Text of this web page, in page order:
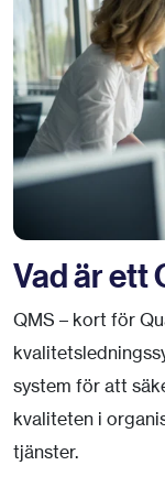
Vad är ett
QMS – kort för
system för att
kvaliteten i
tjänster.